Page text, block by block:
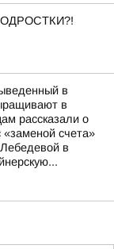
в
в
рассказали о
счета»
в